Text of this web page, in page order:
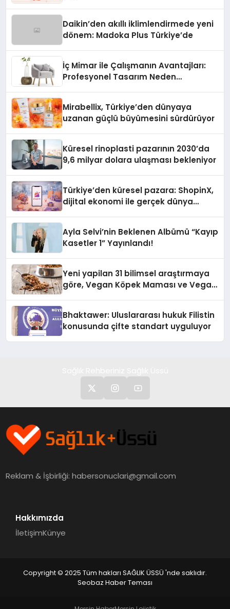
Daikin’den akıllı iklimlendirmede yeni
dönem: Madoka Plus Türkiye’de
İç Mimar ile Çalışmanın Avantajları:
Profesyonel Tasarım Neden
Mirabellix, Türkiye’den dünyaya
uzanan güçlü büyümesini sürdürüyor
Küresel rinoplasti pazarının 2030’da
9,6 milyar dolara ulaşması bekleniyor
Türkiye’den küresel pazara: ShopinX,
dijital ekonomi ile gerçek dünya
Ayla Selvi’nin Beklenen Albümü “Kayıp
Kasetler 1” Yayınlandı!
Yeni yapilan 31 bilimsel araştırmaya
göre, Vegan Köpek Maması ve Vegan
Bhaktawer: Uluslararası hukuk Filistin
konusunda çifte standart uyguluyor
Reklam & İşbirliği:habersonuclari@gmail.com
Hakkımızda
İletişimKünye
Copyright © 2025 Tüm hakları SAĞLIK ÜSSÜ 'nde saklıdır.
Seobaz Haber Teması